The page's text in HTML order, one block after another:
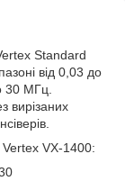
Standard
від 0,03 до
30 МГц.
вирізаних
Vertex VX-1400: